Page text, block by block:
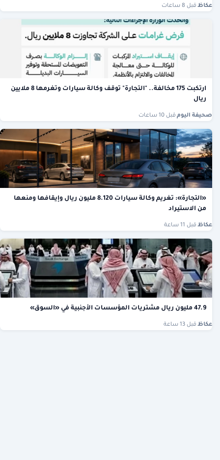
عكاظ قبل 8 ساعات
ارتكبت 175 مخالفة.. "التجارة" توقف وكالة سيارات وتغرمها 8 ملايين
ريال
صحيفة اليوم قبل 10 ساعات
«التجارة»: تغريم وكالة سيارات 8.120 مليون ريال وإيقافها ومنعها
من الاستيراد
عكاظ قبل 11 ساعة
47.9 مليون ريال مشتريات المؤسسات الأجنبية في «السوق»
عكاظ قبل 13 ساعة